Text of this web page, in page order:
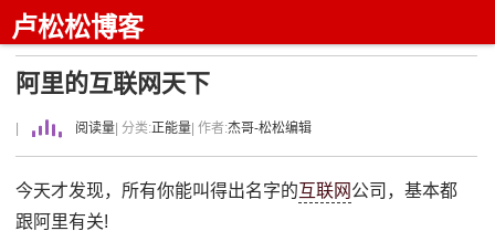
卢松松博客
阿里的互联网天下
阅读量 | 分类:正能量 | 作者:杰哥-松松编辑
今天才发现，所有你能叫得出名字的互联网 公司，基本都
跟阿里有关!